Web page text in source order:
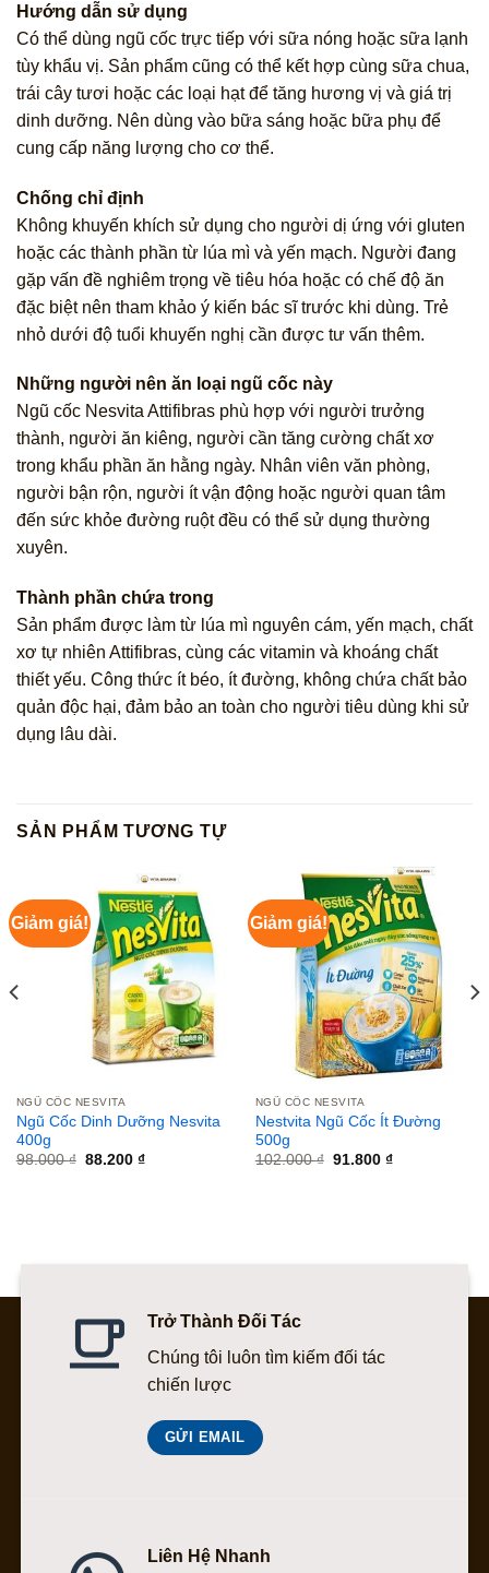
Hướng dẫn sử dụng
Có thể dùng ngũ cốc trực tiếp với sữa nóng hoặc sữa lạnh
tùy khẩu vị. Sản phẩm cũng có thể kết hợp cùng sữa chua,
trái cây tươi hoặc các loại hạt để tăng hương vị và giá trị
dinh dưỡng. Nên dùng vào bữa sáng hoặc bữa phụ để
cung cấp năng lượng cho cơ thể.
Chống chỉ định
Không khuyến khích sử dụng cho người dị ứng với gluten
hoặc các thành phần từ lúa mì và yến mạch. Người đang
gặp vấn đề nghiêm trọng về tiêu hóa hoặc có chế độ ăn
đặc biệt nên tham khảo ý kiến bác sĩ trước khi dùng. Trẻ
nhỏ dưới độ tuổi khuyến nghị cần được tư vấn thêm.
Những người nên ăn loại ngũ cốc này
Ngũ cốc Nesvita Attifibras phù hợp với người trưởng
thành, người ăn kiêng, người cần tăng cường chất xơ
trong khẩu phần ăn hằng ngày. Nhân viên văn phòng,
người bận rộn, người ít vận động hoặc người quan tâm
đến sức khỏe đường ruột đều có thể sử dụng thường
xuyên.
Thành phần chứa trong
Sản phẩm được làm từ lúa mì nguyên cám, yến mạch, chất
xơ tự nhiên Attifibras, cùng các vitamin và khoáng chất
thiết yếu. Công thức ít béo, ít đường, không chứa chất bảo
quản độc hại, đảm bảo an toàn cho người tiêu dùng khi sử
dụng lâu dài.
SẢN PHẨM TƯƠNG TỰ
Giảm giá!
NGŨ CỐC NESVITA
Ngũ Cốc Dinh Dưỡng Nesvita
400g
98.000₫ Giá
88.200 ₫Giá
Giảm giá!
NGŨ CỐC NESVITA
Nestvita Ngũ Cốc Ít Đường
500g
102.000₫ Giá
91.800 ₫Giá
Trở Thành Đối Tác
Chúng tôi luôn tìm kiếm đối tác
chiến lược
GỬI EMAIL
Liên Hệ Nhanh